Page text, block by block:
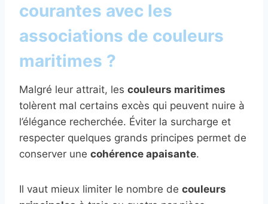
courantes avec les
associations de couleurs
maritimes ?
Malgré leur attrait, les couleurs maritimes
tolèrent mal certains excès qui peuvent nuire à
l’élégance recherchée. Éviter la surcharge et
respecter quelques grands principes permet de
conserver une cohérence apaisante.
Il vaut mieux limiter le nombre de couleurs